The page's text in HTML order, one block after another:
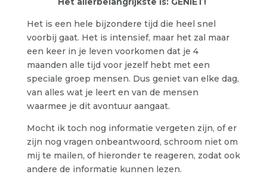
Het is een hele bijzondere tijd die heel snel
voorbij gaat. Het is intensief, maar het zal maar
een keer in je leven voorkomen dat je 4
maanden alle tijd voor jezelf hebt met een
speciale groep mensen. Dus geniet van elke dag,
van alles wat je leert en van de mensen
waarmee je dit avontuur aangaat.
Mocht ik toch nog informatie vergeten zijn, of er
zijn nog vragen onbeantwoord, schroom niet om
mij te mailen, of hieronder te reageren, zodat ook
andere de informatie kunnen lezen.